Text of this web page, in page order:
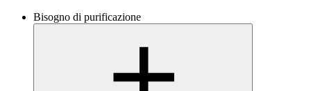
Bisogno di purificazione